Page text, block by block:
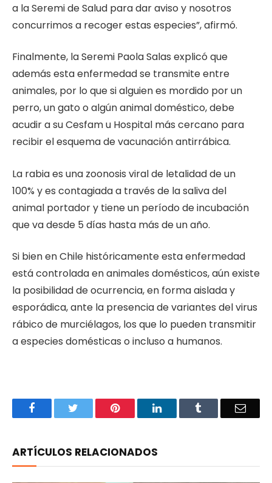
a la Seremi de Salud para dar aviso y nosotros
concurrimos a recoger estas especies”, afirmó.
Finalmente, la Seremi Paola Salas explicó que
además esta enfermedad se transmite entre
animales, por lo que si alguien es mordido por un
perro, un gato o algún animal doméstico, debe
acudir a su Cesfam u Hospital más cercano para
recibir el esquema de vacunación antirrábica.
La rabia es una zoonosis viral de letalidad de un
100% y es contagiada a través de la saliva del
animal portador y tiene un período de incubación
que va desde 5 días hasta más de un año.
Si bien en Chile históricamente esta enfermedad
está controlada en animales domésticos, aún existe
la posibilidad de ocurrencia, en forma aislada y
esporádica, ante la presencia de variantes del virus
rábico de murciélagos, los que lo pueden transmitir
a especies domésticas o incluso a humanos.
Facebook Pinterest LinkedIn Email
ARTÍCULOS RELACIONADOS